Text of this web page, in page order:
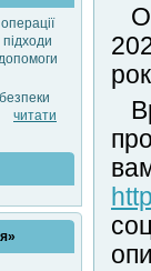
читати